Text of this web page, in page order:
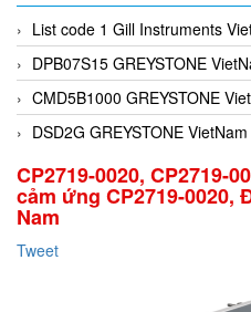
List code 1 Gill Instruments
DPB07S15 GREYSTONE
CMD5B1000 GREYSTONE
DSD2G GREYSTONE VietNam
CP2719-0020, CP2719-
cảm ứng CP2719-0020,
Nam
Tweet